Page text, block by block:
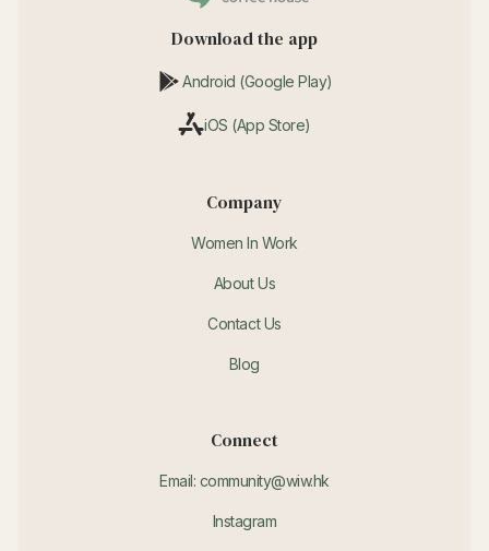
Download the app
Android (Google Play)
iOS (App Store)
Company
Women In Work
About Us
Contact Us
Blog
Connect
Email: community@wiw.hk
Instagram